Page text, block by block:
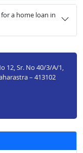
a home loan in
12, Sr. No 40/3/A/1,
– 413102